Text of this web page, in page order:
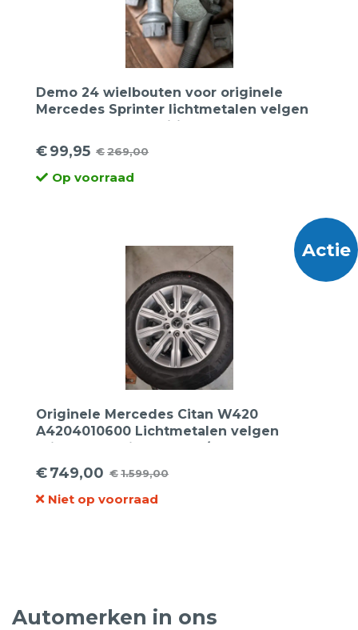
Demo 24 wielbouten voor originele
Mercedes Sprinter lichtmetalen velgen
14×1.5 kogel aansluiting
€269,00
Oorspronkelijke
prijs
€99,95
Huidige
prijsOp voorraad
Actie
Originele Mercedes Citan W420
A4204010600 Lichtmetalen velgen
16inch + Continental 205/60R16 96H Eco-
6 XL zomerbanden.
€1.599,00
Oorspronkelijke
prijs
€749,00
Huidige
prijs
Niet op voorraad
Automerken in ons